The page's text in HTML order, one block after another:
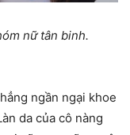
nữ tân binh.
ngần ngại khoe
da của cô nàng